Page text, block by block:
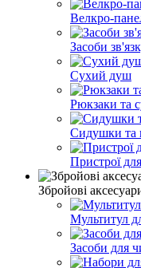
Велкро-
Засоби
Сухий душ
Рюкзаки та
Сидушки та
Пристрої
Збройові
Мультитул
Засоби для